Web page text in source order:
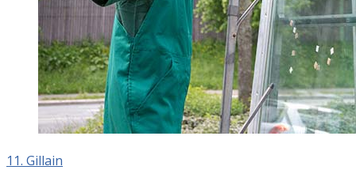
11. Gillain